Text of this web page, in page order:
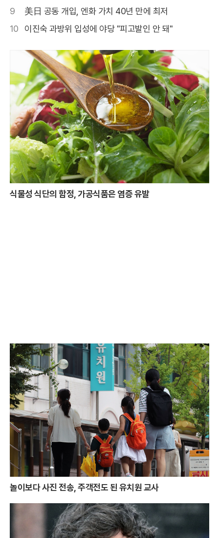
9
美日 공동 개입, 엔화 가치 40년 만에 최저
10
이진숙 과방위 입성에 야당 "피고발인 안 돼"
식물성 식단의 함정, 가공식품은 염증 유발
놀이보다 사진 전송, 주객전도 된 유치원 교사